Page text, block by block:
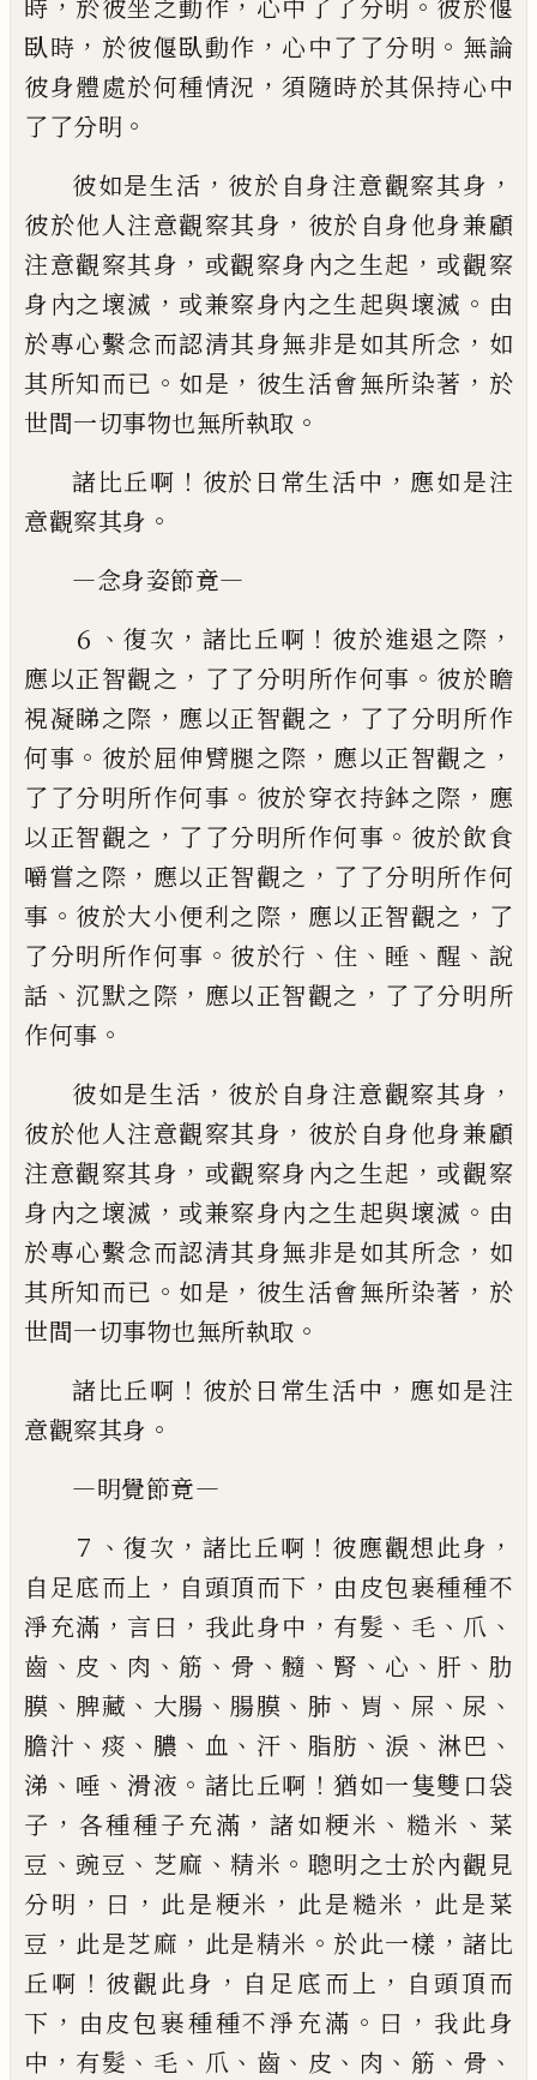
時 於彼坐之動作 心中了了分明 彼於偃
臥時 ， 於彼偃臥動作 ， 心中了了分明 。 無論
彼身體處於何種情況 ， 須隨時於其保持心中
了了分明 。
彼如是生活 ， 彼於自身注意觀察其身 ，
彼於他人注意觀察其身 ， 彼於自身他身兼顧
注意觀察其身 ， 或觀察身內之生起 ， 或觀察
身內之壞滅 ， 或兼察身內之生起與壞滅 。 由
於專心繫念而認清其身無非是如其所念 ， 如
其所知而已 。 如是 ， 彼生活會無所染著 ， 於
世間一切事物也無所執取 。
諸比丘啊 ！ 彼於日常生活中 ， 應如是注
意觀察其身 。
—念身姿節竟—
６ 、復次 ， 諸比丘啊 ！ 彼於進退之際 ，
應以正智觀之 ， 了了分明所作何事 。 彼於瞻
視凝睇之際 ， 應以正智觀之 ， 了了分明所作
何事 。 彼於屈伸臂腿之際 ， 應以正智觀之 ，
了了分明所作何事 。 彼於穿衣持鉢之際 ， 應
以正智觀之 ， 了了分明所作何事 。 彼於飲食
嚼嘗之際 ， 應以正智觀之 ， 了了分明所作何
事 。 彼於大小便利之際 ， 應以正智觀之 ， 了
了分明所作何事 。 彼於行 、 住 、 睡 、 醒 、 說
話 、 沉默之際 ， 應以正智觀之 ， 了了分明所
作何事 。
彼如是生活 ， 彼於自身注意觀察其身 ，
彼於他人注意觀察其身 ， 彼於自身他身兼顧
注意觀察其身 ， 或觀察身內之生起 ， 或觀察
身內之壞滅 ， 或兼察身內之生起與壞滅 。 由
於專心繫念而認清其身無非是如其所念 ， 如
其所知而已 。 如是 ， 彼生活會無所染著 ， 於
世間一切事物也無所執取 。
諸比丘啊 ！ 彼於日常生活中 ， 應如是注
意觀察其身 。
—明覺節竟—
７ 、復次 ， 諸比丘啊 ！ 彼應觀想此身 ，
自足底而上 ， 自頭頂而下 ， 由皮包裹種種不
淨充滿 ， 言曰 ， 我此身中 ， 有髮 、 毛 、 爪 、
齒 、 皮 、 肉 、筋 、 骨 、髓 、 腎 、 心 、 肝 、 肋
膜 、 脾藏 、 大腸 、 腸膜 、 肺 、 胃 、 屎 、 尿 、
膽汁 、 痰 、 膿 、 血 、 汗 、 脂肪 、 淚 、 淋巴 、
涕 、 唾 、 滑液 。 諸比丘啊 ！猶如一隻雙口袋
子 ， 各種種子充滿 ，諸如粳米 、 糙米 、 菜
豆 、豌豆 、 芝麻 、精米 。 聰明之士於內觀見
分明 ， 曰 ， 此是粳米 ， 此是糙米 ， 此是菜
豆 ， 此是芝麻 ， 此是精米 。 於此一樣 ，諸比
丘啊 ！ 彼觀此身 ， 自足底而上 ， 自頭頂而
下 ， 由皮包裹種種不淨充滿 。 曰 ， 我此身
中 ， 有髮 、 毛 、 爪 、 齒 、 皮 、 肉 、 筋 、 骨 、